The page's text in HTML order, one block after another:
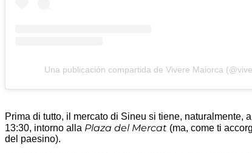
Una publicación compartida de Vivere Maiorca
Prima di tutto, il mercato di Sineu si tiene, naturalmente,
13:30, intorno alla Plaza del Mercat (ma, come ti
del paesino).